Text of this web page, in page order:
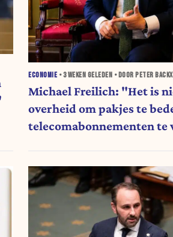
ECONOMIE •3 WEKEN GELEDEN • DOOR PETER BACKX
Michael Freilich: "Het is
overheid om pakjes te
telecomabonnementen te